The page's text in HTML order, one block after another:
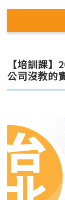
【培訓課
公司沒教的